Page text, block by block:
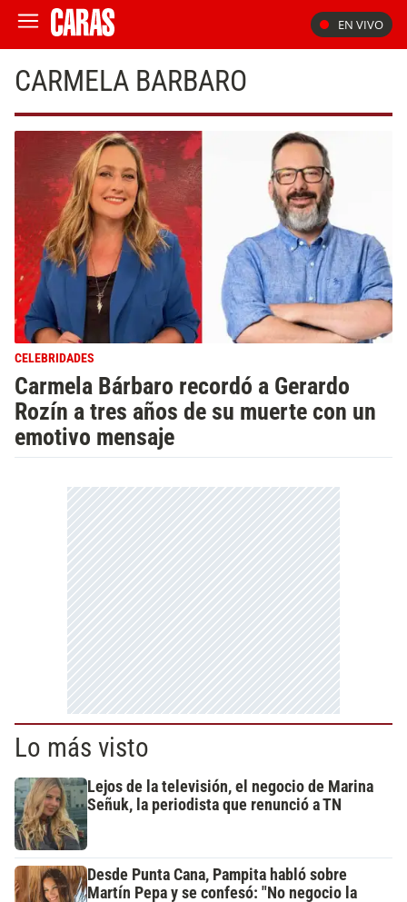
EN VIVO
CARMELA BARBARO
CELEBRIDADES
Carmela Bárbaro recordó a Gerardo
Rozín a tres años de su muerte con un
emotivo mensaje
Lo más visto
Lejos de la televisión, el negocio de Marina
Señuk, la periodista que renunció a TN
Desde Punta Cana, Pampita habló sobre
Martín Pepa y se confesó: "No negocio la